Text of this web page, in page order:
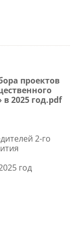
проектов
2025 год.pdf
2-го
год